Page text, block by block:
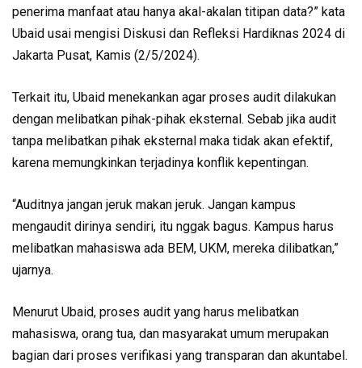
penerima manfaat atau hanya akal-akalan titipan data?” kata
Ubaid usai mengisi Diskusi dan Refleksi Hardiknas 2024 di
Jakarta Pusat, Kamis (2/5/2024).
Terkait itu, Ubaid menekankan agar proses audit dilakukan
dengan melibatkan pihak-pihak eksternal. Sebab jika audit
tanpa melibatkan pihak eksternal maka tidak akan efektif,
karena memungkinkan terjadinya konflik kepentingan.
“Auditnya jangan jeruk makan jeruk. Jangan kampus
mengaudit dirinya sendiri, itu nggak bagus. Kampus harus
melibatkan mahasiswa ada BEM, UKM, mereka dilibatkan,”
ujarnya.
Menurut Ubaid, proses audit yang harus melibatkan
mahasiswa, orang tua, dan masyarakat umum merupakan
bagian dari proses verifikasi yang transparan dan akuntabel.